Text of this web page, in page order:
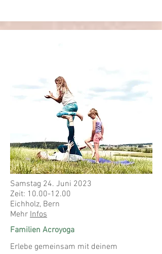
Samstag 24. Juni 2023
Zeit: 10.00-12.00
Eichholz, Bern
Mehr Infos
Familien Acroyoga
Erlebe gemeinsam mit deinem